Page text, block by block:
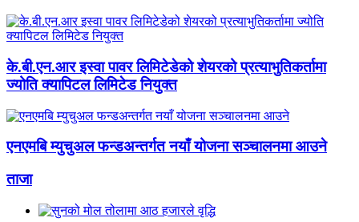
के.बी.एन.आर इस्वा पावर लिमिटेडेको शेयरको प्रत्याभुतिकर्तामा
ज्योति क्यापिटल लिमिटेड नियुक्त
एनएमबि म्युचुअल फन्डअन्तर्गत नयाँ योजना सञ्चालनमा आउने
ताजा